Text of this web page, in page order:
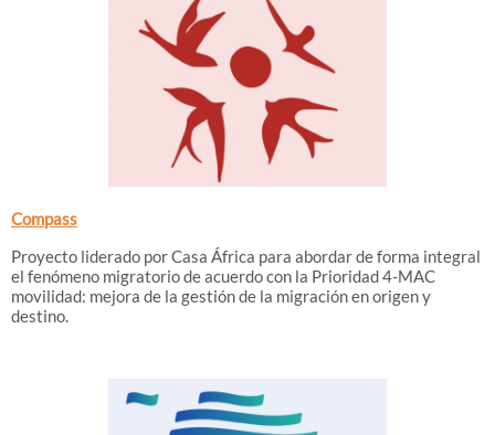
Compass
Proyecto liderado por Casa África para abordar de forma integral
el fenómeno migratorio de acuerdo con la Prioridad 4-MAC
movilidad: mejora de la gestión de la migración en origen y
destino.